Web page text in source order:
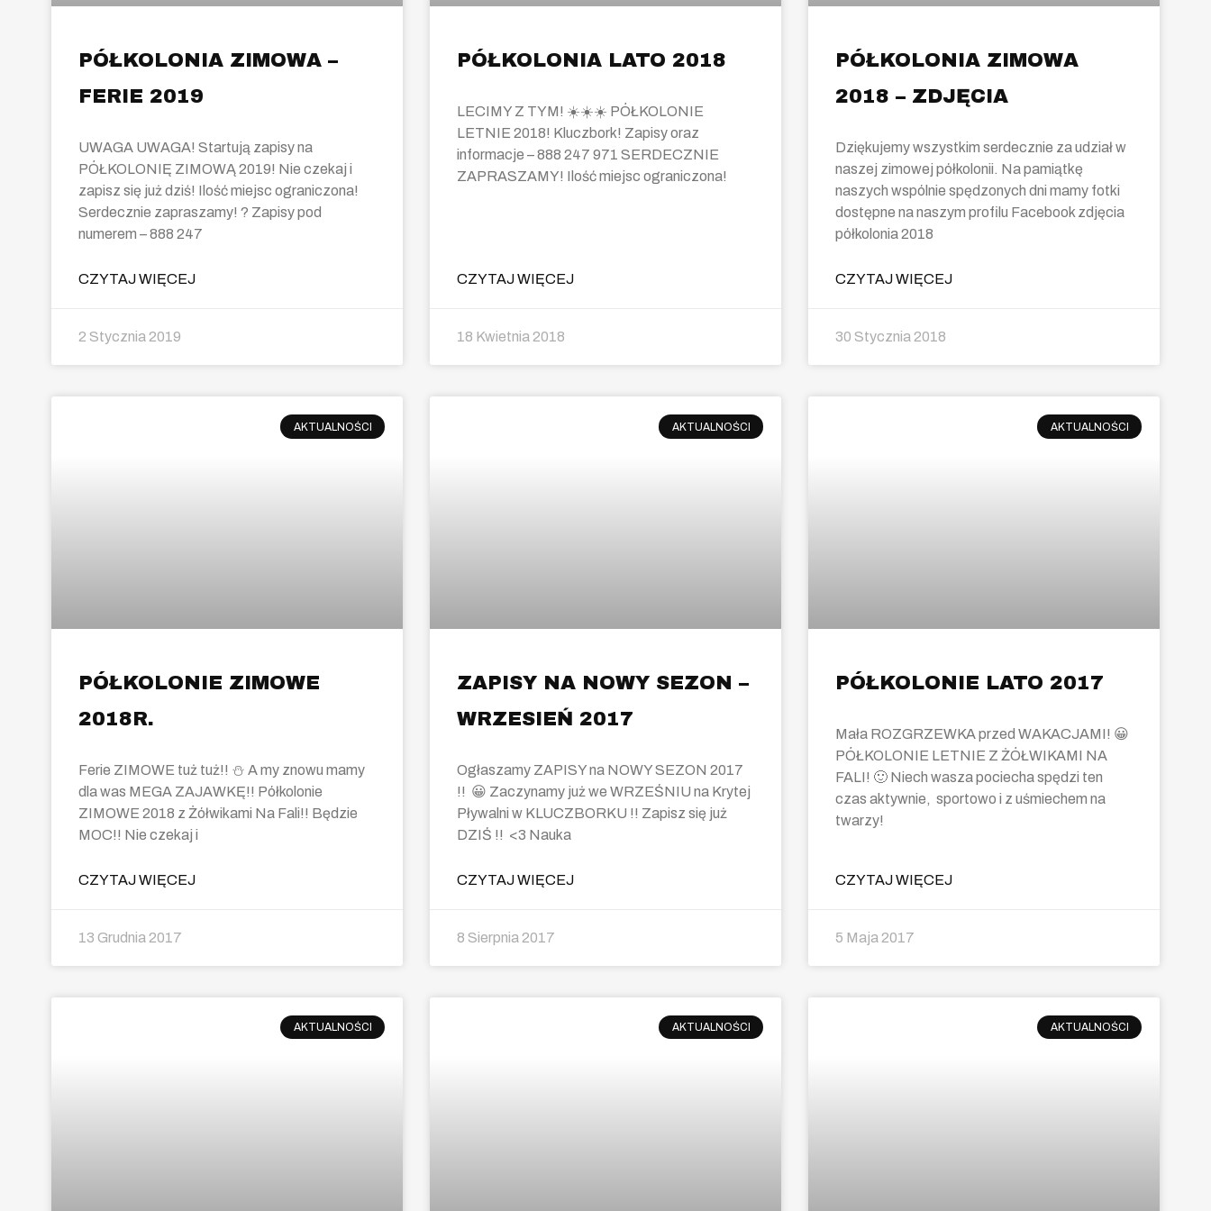
PÓŁKOLONIA ZIMOWA –
FERIE 2019
UWAGA UWAGA! Startują zapisy na
PÓŁKOLONIĘ ZIMOWĄ 2019! Nie czekaj i
zapisz się już dziś! Ilość miejsc ograniczona!
Serdecznie zapraszamy! ? Zapisy pod
numerem – 888 247
CZYTAJ WIĘCEJ
2 Stycznia 2019
PÓŁKOLONIA LATO 2018
LECIMY Z TYM! ☀️☀️☀️ PÓŁKOLONIE
LETNIE 2018! Kluczbork! Zapisy oraz
informacje – 888 247 971 SERDECZNIE
ZAPRASZAMY! Ilość miejsc ograniczona!
CZYTAJ WIĘCEJ
18 Kwietnia 2018
PÓŁKOLONIA ZIMOWA
2018 – ZDJĘCIA
Dziękujemy wszystkim serdecznie za udział w
naszej zimowej półkolonii. Na pamiątkę
naszych wspólnie spędzonych dni mamy fotki
dostępne na naszym profilu Facebook zdjęcia
półkolonia 2018
CZYTAJ WIĘCEJ
30 Stycznia 2018
AKTUALNOŚCI
PÓŁKOLONIE ZIMOWE
2018R.
Ferie ZIMOWE tuż tuż!! ⛄ A my znowu mamy
dla was MEGA ZAJAWKĘ!! Półkolonie
ZIMOWE 2018 z Żółwikami Na Fali!! Będzie
MOC!! Nie czekaj i
CZYTAJ WIĘCEJ
13 Grudnia 2017
AKTUALNOŚCI
ZAPISY NA NOWY SEZON –
WRZESIEŃ 2017
Ogłaszamy ZAPISY na NOWY SEZON 2017
!! 😀 Zaczynamy już we WRZEŚNIU na Krytej
Pływalni w KLUCZBORKU !! Zapisz się już
DZIŚ !! <3 Nauka
CZYTAJ WIĘCEJ
8 Sierpnia 2017
AKTUALNOŚCI
PÓŁKOLONIE LATO 2017
​Mała ROZGRZEWKA przed WAKACJAMI! 😀
PÓŁKOLONIE LETNIE Z ŻÓŁWIKAMI NA
FALI! 🙂 Niech wasza pociecha spędzi ten
czas aktywnie, sportowo i z uśmiechem na
twarzy!
CZYTAJ WIĘCEJ
5 Maja 2017
AKTUALNOŚCI AKTUALNOŚCI AKTUALNOŚCI